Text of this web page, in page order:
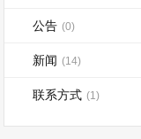
公告 (0)
新闻 (14)
联系方式 (1)